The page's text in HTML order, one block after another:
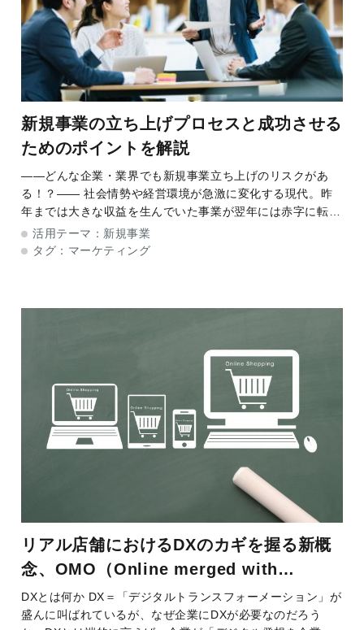
新規事業の立ち上げプロセスと成功させる
ためのポイントを解説
――どんな企業・業界でも新規事業立ち上げのリスクがあ
る！？―― 社会情勢や経営環境が急激に変化する現代。昨
年までは大きな収益を生んでいた事業が翌年には赤字に転落
する、なんてことも少なくなりません。この先も生き残って
いくため、また成長し続けるため、新規事業
活用テーマ： 新規事業
タグ： マーケティング
リアル店舗におけるDXのカギを握る新概
念、OMO（Online merged with
offline）
DXとは何か DX＝「デジタルトランスフォーメーション」が
盛んに叫ばれているが、なぜ企業にDXが必要なのだろう